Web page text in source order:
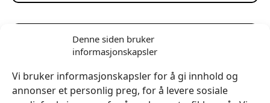
Denne siden bruker
informasjonskapsler
Vi bruker informasjonskapsler for å gi innhold og
annonser et personlig preg, for å levere sosiale